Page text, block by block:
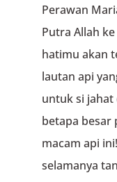
Perawan
Putra Allah
hatimu akan
lau­tan api
untuk si
betapa besar
macam api
selamanya